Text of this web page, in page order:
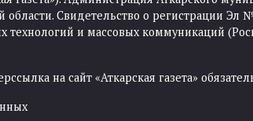
Свидетельство о регистрации
и массовых коммуникаций
на сайт «Аткарская газета»